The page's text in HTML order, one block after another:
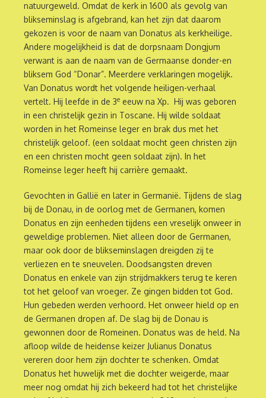
natuurgeweld. Omdat de kerk in 1600 als gevolg van
blikseminslag is afgebrand, kan het zijn dat daarom
gekozen is voor de naam van Donatus als kerkheilige.
Andere mogelijkheid is dat de dorpsnaam Dongjum
verwant is aan de naam van de Germaanse donder-en
bliksem God “Donar”. Meerdere verklaringen mogelijk.
Van Donatus wordt het volgende heiligen-verhaal
vertelt. Hij leefde in de 3e eeuw na Xp. Hij was geboren
in een christelijk gezin in Toscane. Hij wilde soldaat
worden in het Romeinse leger en brak dus met het
christelijk geloof. (een soldaat mocht geen christen zijn
en een christen mocht geen soldaat zijn). In het
Romeinse leger heeft hij carrière gemaakt.
Gevochten in Gallië en later in Germanië. Tijdens de slag
bij de Donau, in de oorlog met de Germanen, komen
Donatus en zijn eenheden tijdens een vreselijk onweer in
geweldige problemen. Niet alleen door de Germanen,
maar ook door de blikseminslagen dreigden zij te
verliezen en te sneuvelen. Doodsangsten dreven
Donatus en enkele van zijn strijdmakkers terug te keren
tot het geloof van vroeger. Ze gingen bidden tot God.
Hun gebeden werden verhoord. Het onweer hield op en
de Germanen dropen af. De slag bij de Donau is
gewonnen door de Romeinen. Donatus was de held. Na
afloop wilde de heidense keizer Julianus Donatus
vereren door hem zijn dochter te schenken. Omdat
Donatus het huwelijk met die dochter weigerde, maar
meer nog omdat hij zich bekeerd had tot het christelijke